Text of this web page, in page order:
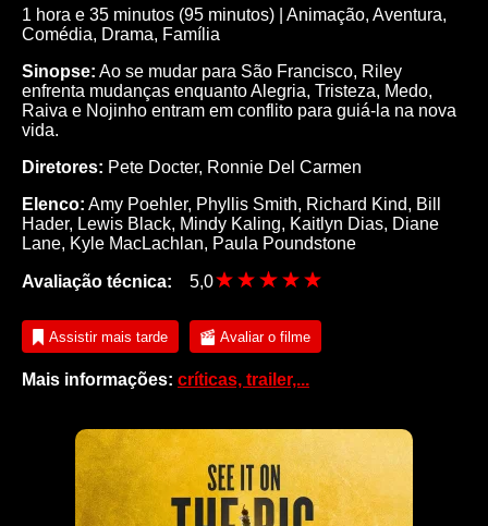
1 hora e 35 minutos (95 minutos) | Animação, Aventura,
Comédia, Drama, Família
Sinopse: Ao se mudar para São Francisco, Riley
enfrenta mudanças enquanto Alegria, Tristeza, Medo,
Raiva e Nojinho entram em conflito para guiá-la na nova
vida.
Diretores: Pete Docter, Ronnie Del Carmen
Elenco: Amy Poehler, Phyllis Smith, Richard Kind, Bill
Hader, Lewis Black, Mindy Kaling, Kaitlyn Dias, Diane
Lane, Kyle MacLachlan, Paula Poundstone
Avaliação técnica: 5,0
Assistir mais tarde Avaliar o filme
Mais informações: críticas, trailer,...